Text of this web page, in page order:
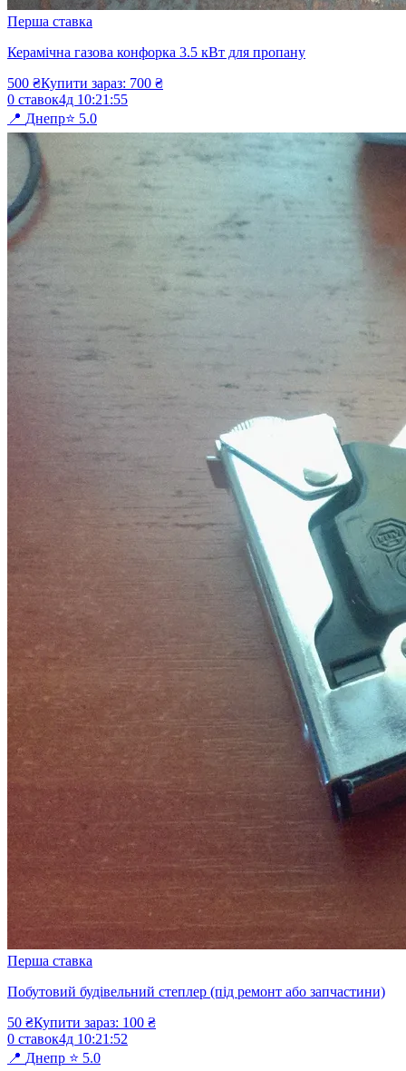
Перша ставка
Керамічна газова конфорка 3.5 кВт для пропану
500 ₴Купити зараз: 700 ₴
0 ставок4д 10:21 :55
📍 Днепр⭐ 5.0
Перша ставка
Побутовий будівельний степлер (під ремонт або запчастини)
50 ₴Купити зараз: 100 ₴
0 ставок4д 10:21 :52
📍 Днепр ⭐ 5.0